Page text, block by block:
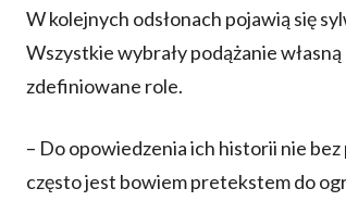
W kolejnych odsłonach pojawią się
Wszystkie wybrały podążanie
zdefiniowane role.
– Do opowiedzenia ich historii nie
często jest bowiem pretekstem do